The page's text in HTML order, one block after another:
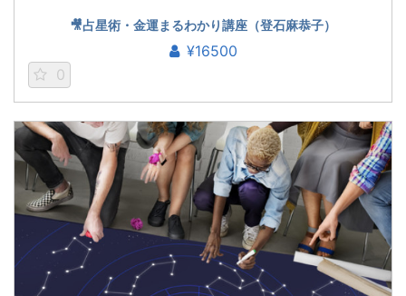
🎥占星術・金運まるわかり講座（登石麻恭子）
¥16500
0